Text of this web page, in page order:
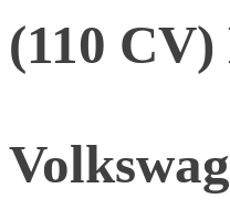
(110 CV)